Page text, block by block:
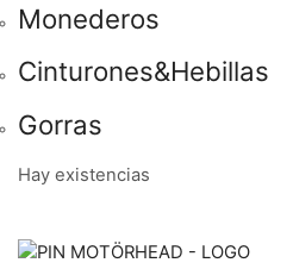
Monederos
Cinturones&Hebillas
Gorras
Hay existencias